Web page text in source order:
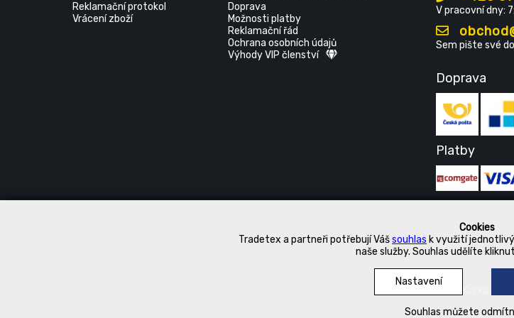
Cookies
Tradetex a partneři potřebují Vášsouhlas k využití
naše služby. Souhlas udělíte
Nastavení
Souhlas můžete
Reklamační protokol
Vrácení zboží
Doprava
Možnosti platby
Reklamační řád
Ochrana osobních údajů
Výhody VIP členství
V pracovní dny:
Sem pište své
Doprava
Platby